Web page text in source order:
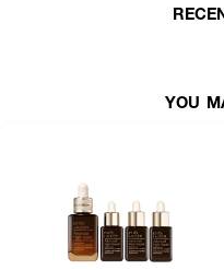
CERAVE Oil Control Moist
How To Use :
CERAVE Blemish Cleanser
ใ
YOU